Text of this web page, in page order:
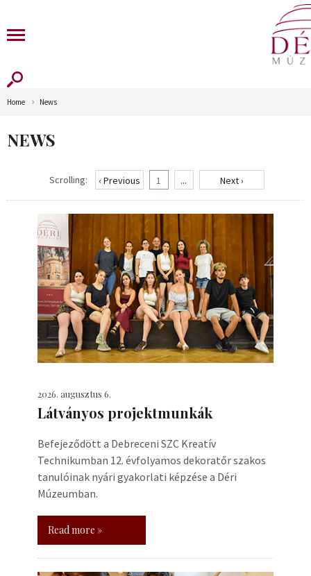
Home News
NEWS
Scrolling: ‹ Previous 1 ... Next ›
2026. augusztus 6.
Látványos projektmunkák
Befejeződött a Debreceni SZC Kreatív
Technikumban 12. évfolyamos dekoratőr szakos
tanulóinak nyári gyakorlati képzése a Déri
Múzeumban.
Read more »